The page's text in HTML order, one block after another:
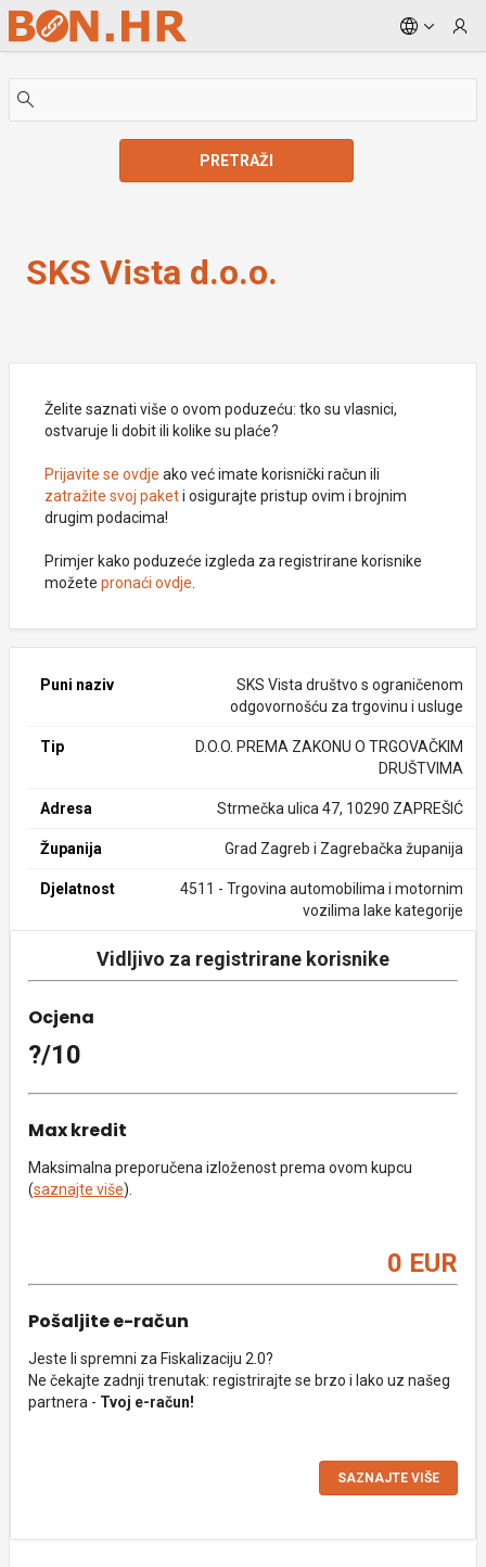
Skip to Main Content
PRETRAŽI
SKS Vista d.o.o.
Želite saznati više o ovom poduzeću: tko su vlasnici,
ostvaruje li dobit ili kolike su plaće?
Prijavite se ovdje ako već imate korisnički račun ili
zatražite svoj paketi osigurajte pristup ovim i brojnim
drugim podacima!
Primjer kako poduzeće izgleda za registrirane korisnike
možete pronaći ovdje
Puni naziv
SKS Vista društvo s ograničenom
odgovornošću za trgovinu i usluge
Tip
D.O.O. PREMA ZAKONU O TRGOVAČKIM
DRUŠTVIMA
Adresa Strmečka ulica 47, 10290 ZAPREŠIĆ
Županija Grad Zagreb i Zagrebačka županija
Djelatnost
4511 - Trgovina automobilima i motornim
vozilima lake kategorije
Vidljivo za registrirane korisnike
Ocjena
?/10
Max kredit
Maksimalna preporučena izloženost prema ovom kupcu
(saznajte više).
0 EUR
Pošaljite e-račun
Jeste li spremni za Fiskalizaciju 2.0?
Ne čekajte zadnji trenutak: registrirajte se brzo i lako uz našeg
partnera - Tvoj e-račun!
SAZNAJTE VIŠE